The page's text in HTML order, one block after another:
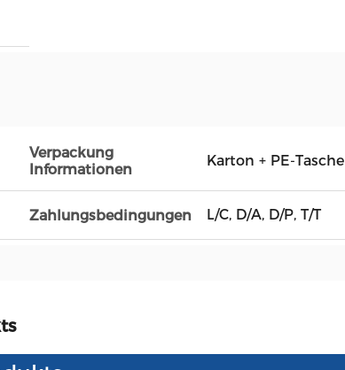
Verpackung
Informationen
Karton + PE-Tasche
Zahlungsbedingungen L/C, D/A, D/P, T/T